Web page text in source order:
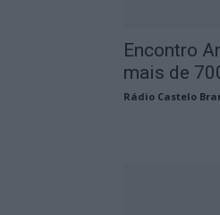
Encontro
mais de
Rádio Castelo